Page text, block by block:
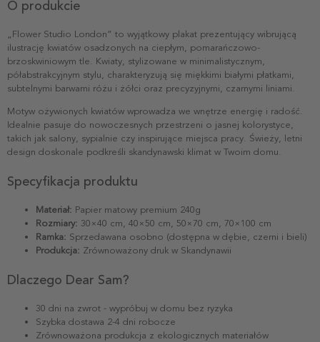
O produkcie
„Flower Studio London” to wyjątkowy plakat prezentujący wibrującą
ilustrację kwiatów osadzonych na ciepłym, pomarańczowo-
brzoskwiniowym tle. Kwiaty, stylizowane w minimalistycznym,
półabstrakcyjnym stylu, charakteryzują się miękkimi białymi płatkami,
subtelnymi barwami różu i żółci oraz precyzyjnymi, czarnymi liniami.
Motyw ożywionych kwiatów wprowadza we wnętrze energię i radość.
Idealnie pasuje do nowoczesnych przestrzeni o jasnej kolorystyce,
takich jak salony, sypialnie czy inspirujące miejsca pracy. Świeży, letni
design doskonale podkreśli skandynawski klimat w Twoim domu.
Specyfikacja produktu
Materiał: Papier matowy premium 240g
Rozmiary: 30×40 cm, 40×50 cm, 50×70 cm, 70×100 cm
Ramka: Sprzedawana osobno (dostępna w dębie, czerni i bieli)
Produkcja: Zrównoważony druk w Skandynawii
Dlaczego Dear Sam?
30 dni na zwrot - wypróbuj w domu bez ryzyka
Szybka dostawa 2-4 dni robocze
Zrównoważona produkcja z ekologicznych materiałów